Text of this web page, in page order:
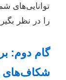
توانایی‌های
را در نظر
گام دوم:
شکاف‌های